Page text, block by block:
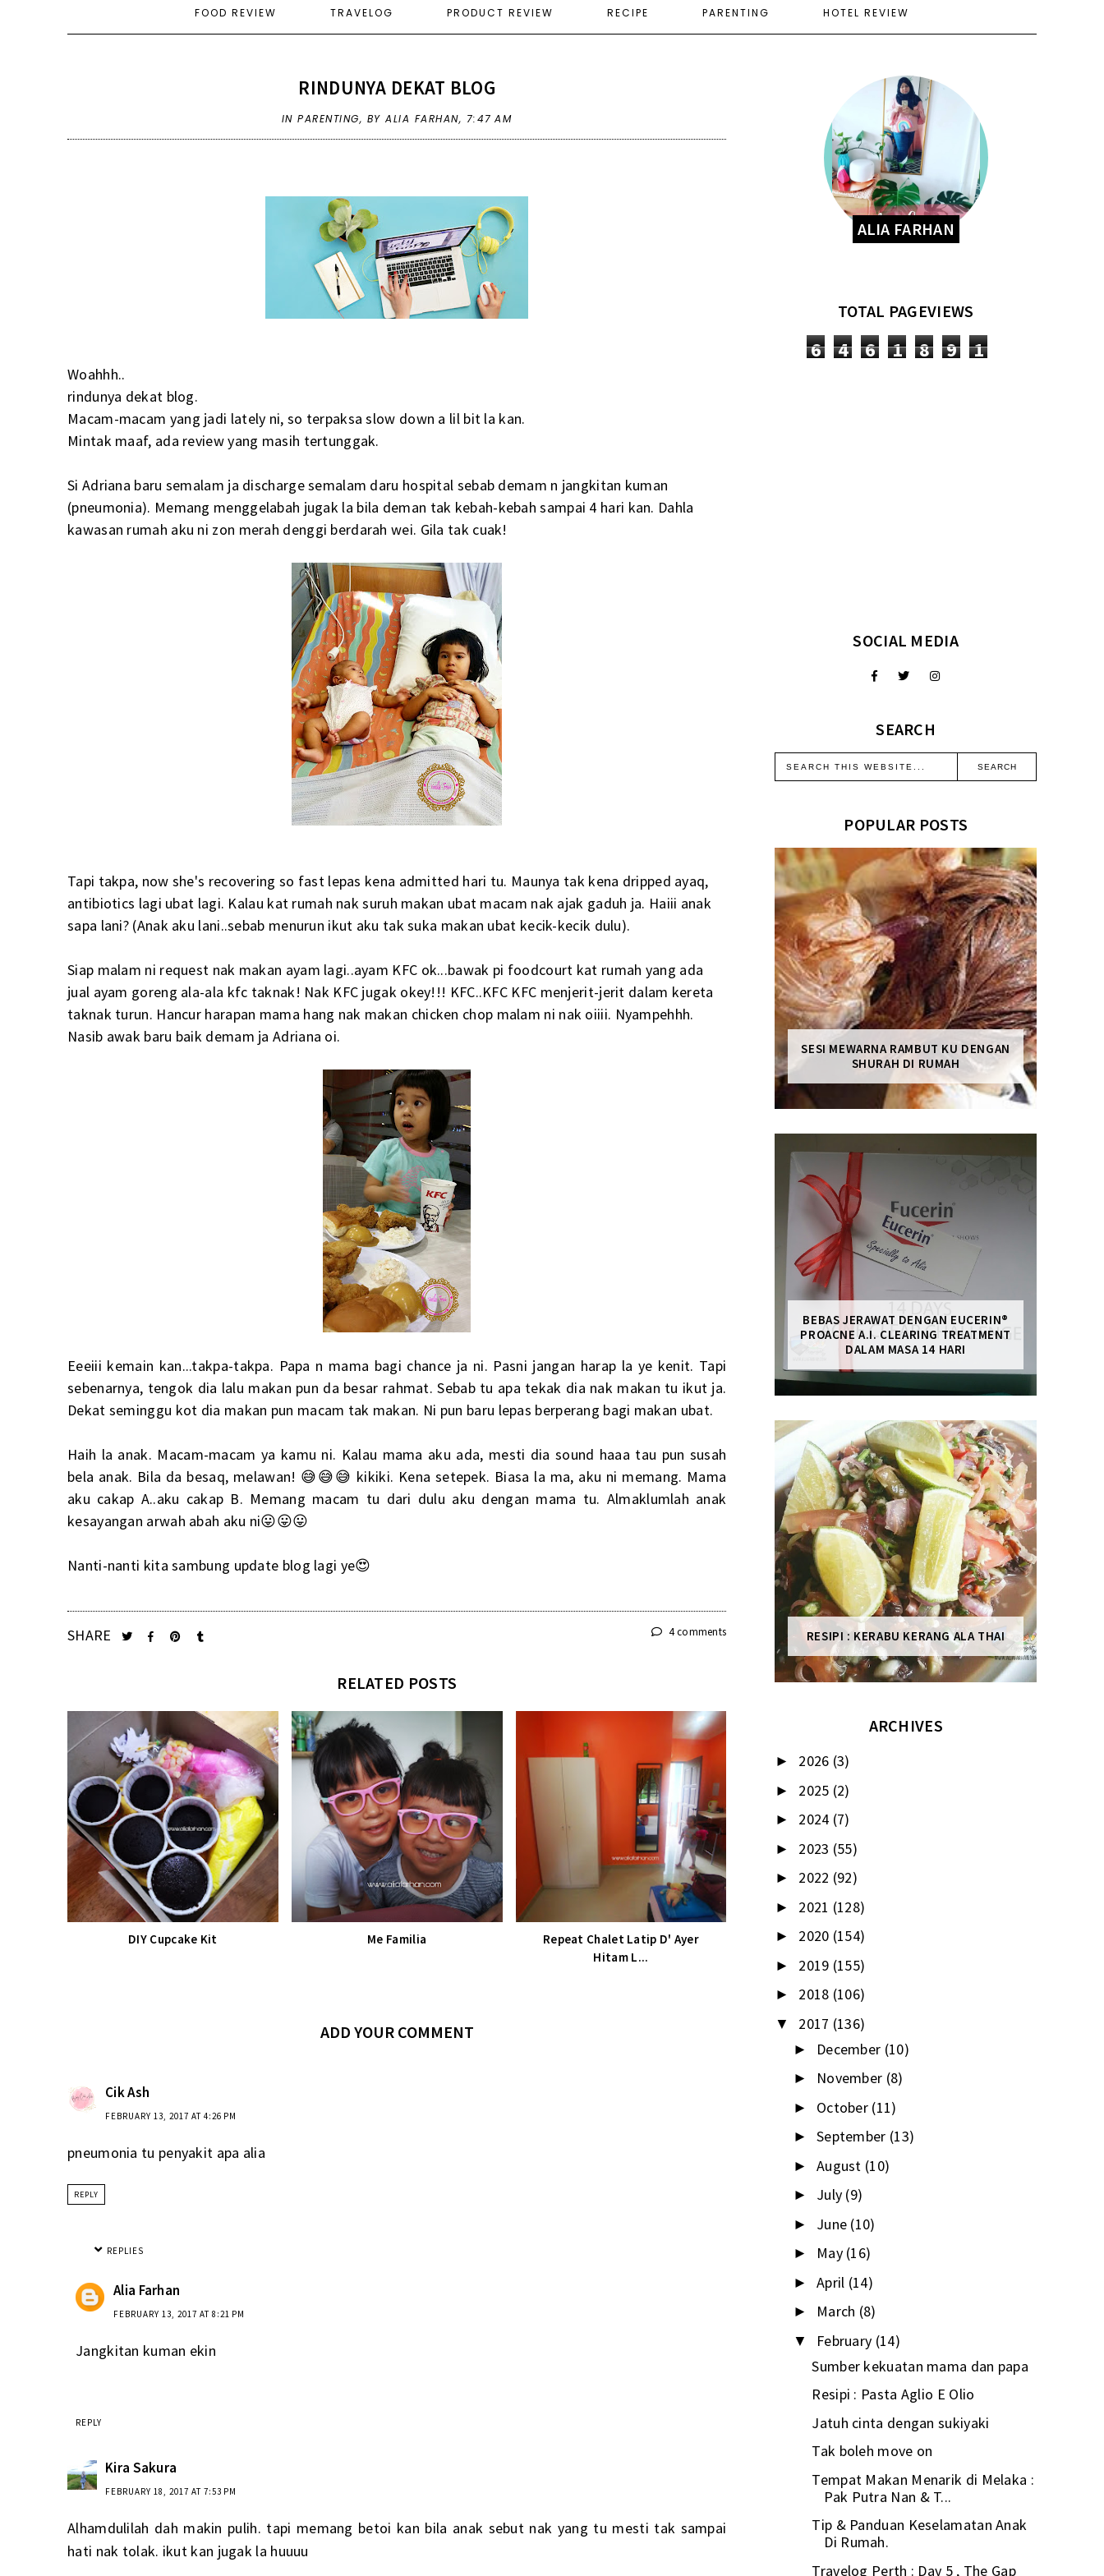
FOOD REVIEW TRAVELOG PRODUCT REVIEW RECIPE PARENTING HOTEL REVIEW
RINDUNYA DEKAT BLOG
INPARENTING, BY ALIA FARHAN, 7:47 AM
Woahhh..
rindunya dekat blog.
Macam-macam yang jadi lately ni, so terpaksa slow down a lil bit la kan.
Mintak maaf, ada review yang masih tertunggak.
Si Adriana baru semalam ja discharge semalam daru hospital sebab demam n jangkitan kuman
(pneumonia). Memang menggelabah jugak la bila deman tak kebah-kebah sampai 4 hari kan. Dahla
kawasan rumah aku ni zon merah denggi berdarah wei. Gila tak cuak!
Tapi takpa, now she's recovering so fast lepas kena admitted hari tu. Maunya tak kena dripped ayaq,
antibiotics lagi ubat lagi. Kalau kat rumah nak suruh makan ubat macam nak ajak gaduh ja. Haiii anak
sapa lani? (Anak aku lani..sebab menurun ikut aku tak suka makan ubat kecik-kecik dulu).
Siap malam ni request nak makan ayam lagi..ayam KFC ok...bawak pi foodcourt kat rumah yang ada
jual ayam goreng ala-ala kfc taknak! Nak KFC jugak okey!!! KFC..KFC KFC menjerit-jerit dalam kereta
taknak turun. Hancur harapan mama hang nak makan chicken chop malam ni nak oiiii. Nyampehhh.
Nasib awak baru baik demam ja Adriana oi.
Eeeiii kemain kan...takpa-takpa. Papa n mama bagi chance ja ni. Pasni jangan harap la ye kenit. Tapi
sebenarnya, tengok dia lalu makan pun da besar rahmat. Sebab tu apa tekak dia nak makan tu ikut ja.
Dekat seminggu kot dia makan pun macam tak makan. Ni pun baru lepas berperang bagi makan ubat.
Haih la anak. Macam-macam ya kamu ni. Kalau mama aku ada, mesti dia sound haaa tau pun susah
bela anak. Bila da besaq, melawan! 😅😅😅 kikiki. Kena setepek. Biasa la ma, aku ni memang. Mama
aku cakap A..aku cakap B. Memang macam tu dari dulu aku dengan mama tu. Almaklumlah anak
kesayangan arwah abah aku ni😛😛😛
Nanti-nanti kita sambung update blog lagi ye😍
SHARE 4 comments
RELATED POSTS
DIY Cupcake Kit Me Familia
Repeat Chalet Latip D' Ayer
Hitam L...
ADD YOUR COMMENT
Cik Ash
FEBRUARY 13, 2017 AT 4:26 PM
pneumonia tu penyakit apa alia
REPLY
REPLIES
Alia Farhan
FEBRUARY 13, 2017 AT 8:21 PM
Jangkitan kuman ekin
REPLY
Kira Sakura
FEBRUARY 18, 2017 AT 7:53 PM
Alhamdulilah dah makin pulih. tapi memang betoi kan bila anak sebut nak yang tu mesti tak sampai
hati nak tolak. ikut kan jugak la huuuu
ALIA FARHAN
TOTAL PAGEVIEWS
6 4 6 1 8 9 1
SOCIAL MEDIA
SEARCH
POPULAR POSTS
SESI MEWARNA RAMBUT KU DENGAN
SHURAH DI RUMAH
BEBAS JERAWAT DENGAN EUCERIN®
PROACNE A.I. CLEARING TREATMENT
DALAM MASA 14 HARI
RESIPI : KERABU KERANG ALA THAI
ARCHIVES
► 2026 (3)
► 2025 (2)
► 2024 (7)
► 2023 (55)
► 2022 (92)
► 2021 (128)
► 2020 (154)
► 2019 (155)
► 2018 (106)
▼ 2017 (136)
► December (10)
► November (8)
► October (11)
► September (13)
► August (10)
► July (9)
► June (10)
► May (16)
► April (14)
► March (8)
▼ February (14)
Sumber kekuatan mama dan papa
Resipi : Pasta Aglio E Olio
Jatuh cinta dengan sukiyaki
Tak boleh move on
Tempat Makan Menarik di Melaka :
Pak Putra Nan & T...
Tip & Panduan Keselamatan Anak
Di Rumah.
Travelog Perth : Day 5 , The Gap